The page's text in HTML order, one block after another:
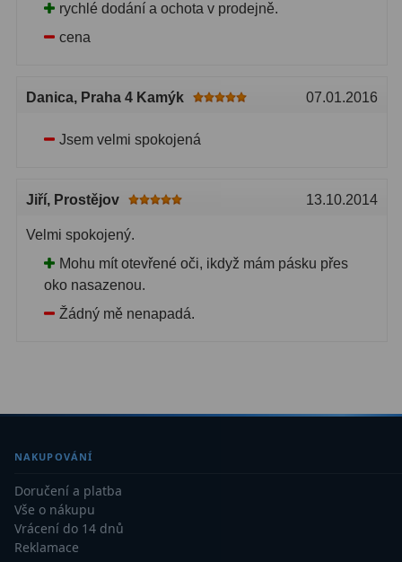
Turistické9
Dárkové1
Binokulární dalekohledy
Astronomické44
Lovecké a turistické114
Univerzální38
Námořní12
Sportovní54
Divadelní 2
Dálkoměry a Noční vidění
rychlé dodání a ochota v prodejně.
cena
Danica, Praha 4 Kamýk 07.01.2016
Jsem velmi spokojená
Jiří, Prostějov 13.10.2014
Velmi spokojený.
Mohu mít otevřené oči, ikdyž mám pásku přes
oko nasazenou.
Žádný mě nenapadá.
NAKUPOVÁNÍ
Doručení a platba
Vše o nákupu
Vrácení do 14 dnů
Reklamace